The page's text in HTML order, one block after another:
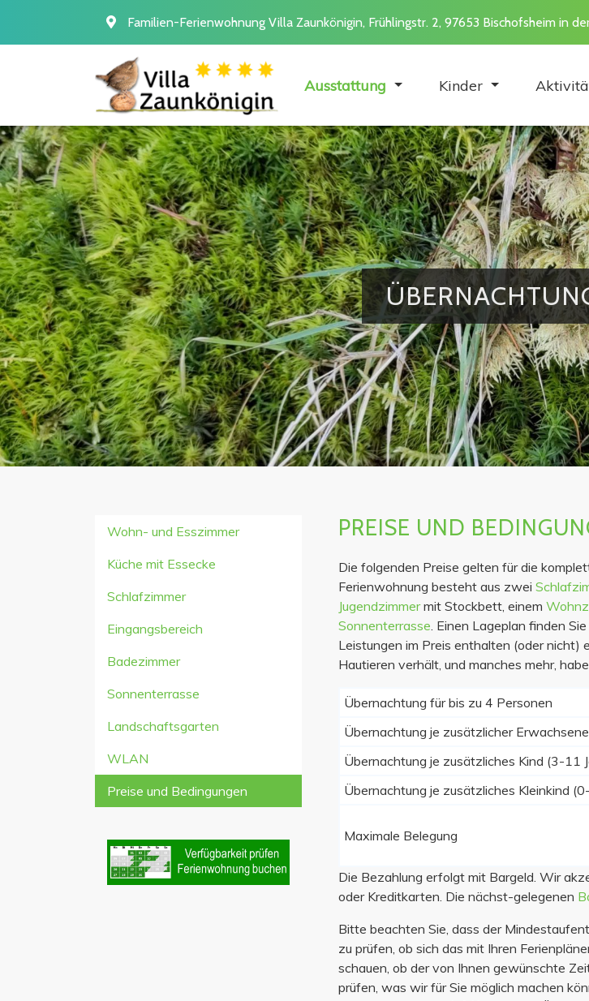
Familien-Ferienwohnung Villa Zaunkönigin, Frühlingstr. 2, 97653 Bischofsheim in
Ausstattung
Kinder
PREISE UND
Die folgenden Preise gelten für die
Ferienwohnung besteht aus zwei
Jugendzimmermit Stockbett, einem
Sonnenterrasse. Einen Lageplan finden
Leistungen im Preis enthalten (oder nicht)
Hautieren verhält, und manches mehr,
Übernachtung für bis zu 4 Personen
Übernachtung je zusätzlicher
Übernachtung je zusätzliches Kind (3-11
Übernachtung je zusätzliches Kleinkind
Maximale Belegung
Die Bezahlung erfolgt mit Bargeld. Wir
oder Kreditkarten. Die nächst-gelegenen
Bitte beachten Sie, dass der
zu prüfen, ob sich das mit Ihren
schauen, ob der von Ihnen gewünschte
prüfen, was wir für Sie möglich machen
Navigation überspringen
Wohn- und Esszimmer
Küche mit Essecke
Schlafzimmer
Eingangsbereich
Badezimmer
Sonnenterrasse
Landschaftsgarten
WLAN
Preise und Bedingungen